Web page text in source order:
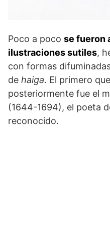
Poco a poco se fueron
ilustraciones sutiles,
con formas
de haiga. El primero
posteriormente fue el
(1644-1694), el poeta
reconocido.